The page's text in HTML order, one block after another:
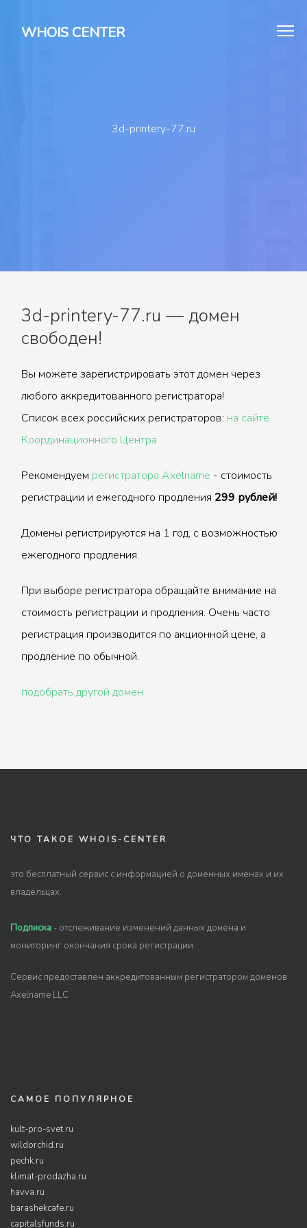
WHOIS CENTER
3d-printery-77.ru
3d-printery-77.ru — домен
свободен!
Вы можете зарегистрировать этот домен через
любого аккредитованного регистратора!
Список всех российских регистраторов: на сайте
Координационного Центра
Рекомендуем регистратора Axelname - стоимость
регистрации и ежегодного продления 299 рублей!
Домены регистрируются на 1 год, с возможностью
ежегодного продления.
При выборе регистратора обращайте внимание на
стоимость регистрации и продления. Очень часто
регистрация производится по акционной цене, а
продление по обычной.
подобрать другой домен
ЧТО ТАКОЕ WHOIS-CENTER
это бесплатный сервис с информацией о доменных именах и их
владельцах.
Подписка - отслеживание изменений данных домена и
мониторинг окончания срока регистрации.
Сервис предоставлен аккредитованным регистратором доменов
Axelname LLC
САМОЕ ПОПУЛЯРНОЕ
kult-pro-svet.ru
wildorchid.ru
pechk.ru
klimat-prodazha.ru
havva.ru
barashekcafe.ru
capitalsfunds.ru